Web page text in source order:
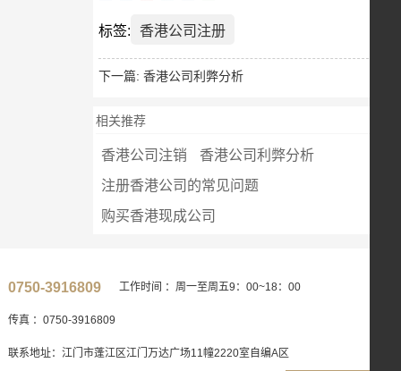
标签: 香港公司注册
下一篇:香港公司利弊分析
相关推荐
香港公司注销
香港公司利弊分析
注册香港公司的常见问题
购买香港现成公司
0750-3916809 工作时间 ：周一至周五9：00~18：00
传真 ：0750-3916809
联系地址：江门市蓬江区江门万达广场11幢2220室自编A区